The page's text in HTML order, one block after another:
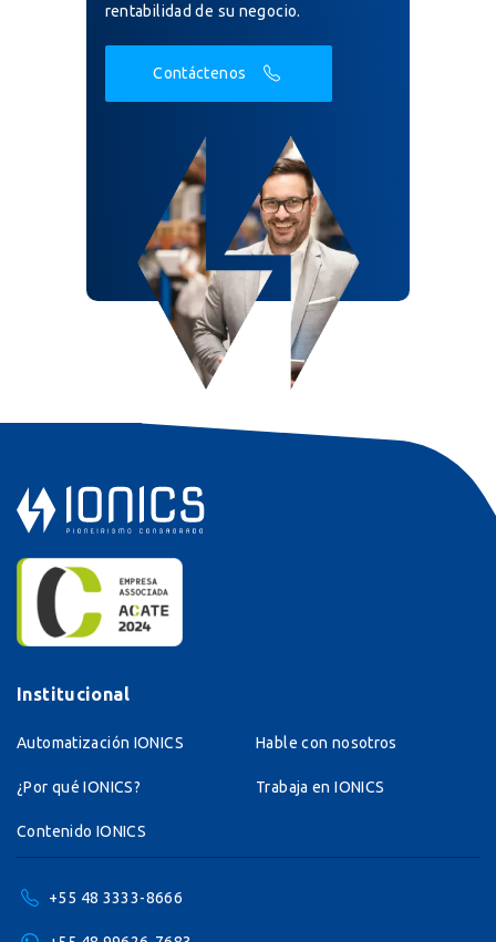
rentabilidad de su negocio.
Contáctenos
Institucional
Automatización IONICS
¿Por qué IONICS?
Contenido IONICS
Hable con nosotros
Trabaja en IONICS
+55 48 3333-8666